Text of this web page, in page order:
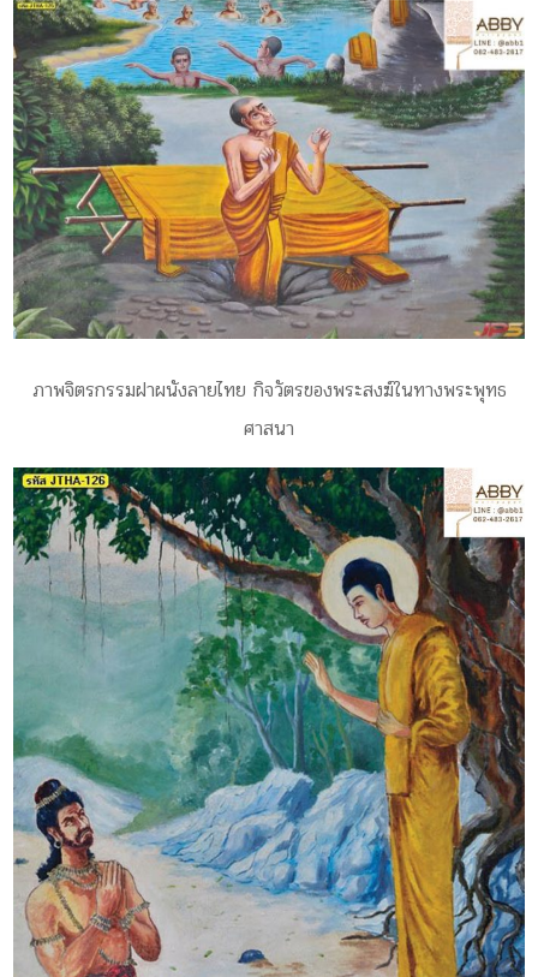
ภาพจิตรกรรมฝาผนังลายไทย กิจวัตรของพระสงฆ์ในทางพระพุทธ
ศาสนา